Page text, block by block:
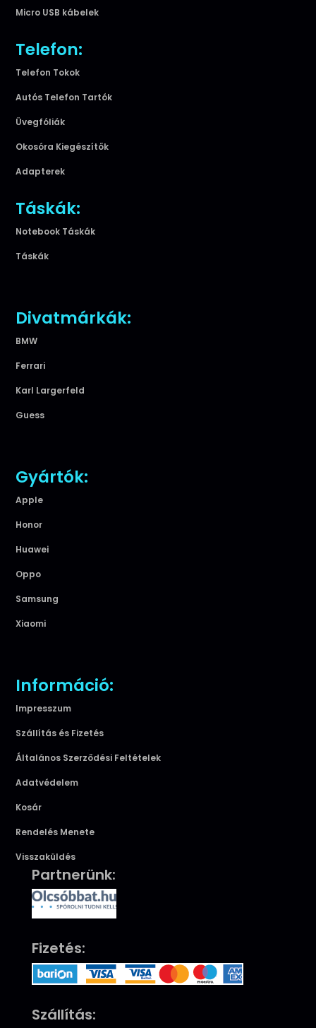
Micro USB kábelek
Telefon:
Telefon Tokok
Autós Telefon Tartók
Üvegfóliák
Okosóra Kiegészítők
Adapterek
Táskák:
Notebook Táskák
Táskák
Divatmárkák:
BMW
Ferrari
Karl Largerfeld
Guess
Gyártók:
Apple
Honor
Huawei
Oppo
Samsung
Xiaomi
Információ:
Impresszum
Szállítás és Fizetés
Általános Szerződési Feltételek
Adatvédelem
Kosár
Rendelés Menete
Visszaküldés
Partnerünk:
Fizetés:
Szállítás: